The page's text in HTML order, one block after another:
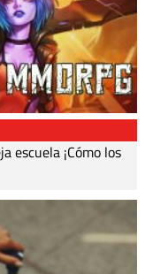
escuela ¡Cómo los